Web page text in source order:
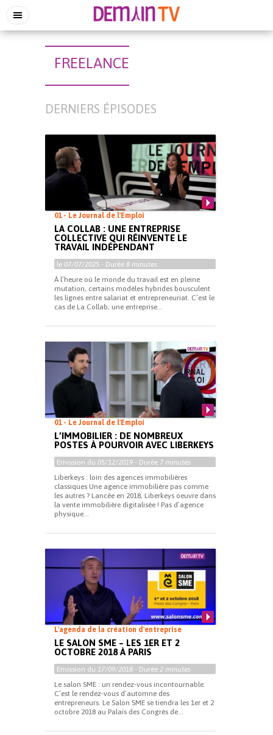
FREELANCE
DERNIERS ÉPISODES
01 - Le Journal de l'Emploi
LA COLLAB : UNE ENTREPRISE
COLLECTIVE QUI RÉINVENTE LE
TRAVAIL INDÉPENDANT
le 07/07/2025 - Durée 8 minutes
À l’heure où le monde du travail est en pleine
mutation, certains modèles hybrides bousculent
les lignes entre salariat et entrepreneuriat. C’est le
cas de La Collab, une entreprise...
01 - Le Journal de l'Emploi
L’IMMOBILIER : DE NOMBREUX
POSTES À POURVOIR AVEC LIBERKEYS
Emission du 05/12/2019 - Durée 7 minutes
Liberkeys : loin des agences immobilières
classiques Une agence immobilière pas comme
les autres ? Lancée en 2018, Liberkeys oeuvre dans
la vente immobilière digitalisée ! Pas d’agence
physique...
L'agenda de la création d'entreprise
LE SALON SME – LES 1ER ET 2
OCTOBRE 2018 À PARIS
Emission du 17/09/2018 - Durée 2 minutes
Le salon SME : un rendez-vous incontournable.
C’est le rendez-vous d’automne des
entrepreneurs. Le Salon SME se tiendra les 1er et 2
octobre 2018 au Palais des Congrès de...